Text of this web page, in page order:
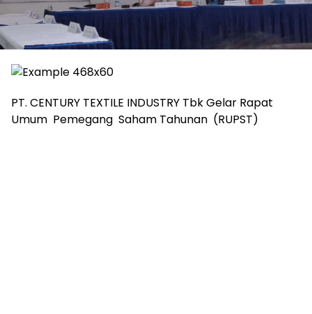
PT. CENTURY TEXTILE INDUSTRY Tbk Gelar Rapat
Umum Pemegang Saham Tahunan (RUPST)